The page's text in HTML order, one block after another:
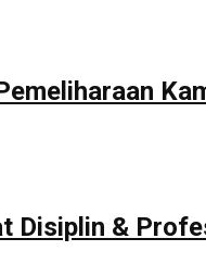
Disiplin &